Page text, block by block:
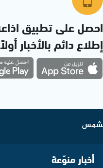
احصل على تطبيق
إطلاع دائم بالأخبار
أخبار منوّعة